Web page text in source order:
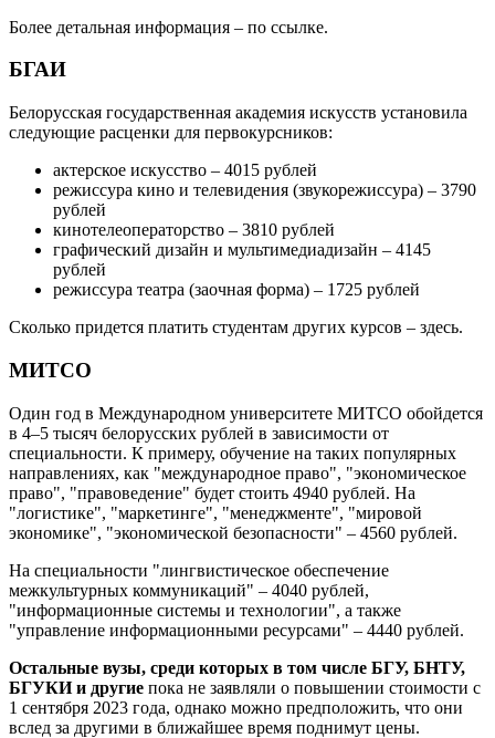
Более детальная информация – по ссылке.
БГАИ
Белорусская государственная академия искусств установила
следующие расценки для первокурсников:
актерское искусство – 4015 рублей
режиссура кино и телевидения (звукорежиссура) – 3790
рублей
кинотелеоператорство – 3810 рублей
графический дизайн и мультимедиадизайн – 4145
рублей
режиссура театра (заочная форма) – 1725 рублей
Сколько придется платить студентам других курсов – здесь.
МИТСО
Один год в Международном университете МИТСО обойдется
в 4–5 тысяч белорусских рублей в зависимости от
специальности. К примеру, обучение на таких популярных
направлениях, как "международное право", "экономическое
право", "правоведение" будет стоить 4940 рублей. На
"логистике", "маркетинге", "менеджменте", "мировой
экономике", "экономической безопасности" – 4560 рублей.
На специальности "лингвистическое обеспечение
межкультурных коммуникаций" – 4040 рублей,
"информационные системы и технологии", а также
"управление информационными ресурсами" – 4440 рублей.
Остальные вузы, среди которых в том числе БГУ, БНТУ,
БГУКИ и другие пока не заявляли о повышении стоимости с
1 сентября 2023 года, однако можно предположить, что они
вслед за другими в ближайшее время поднимут цены.